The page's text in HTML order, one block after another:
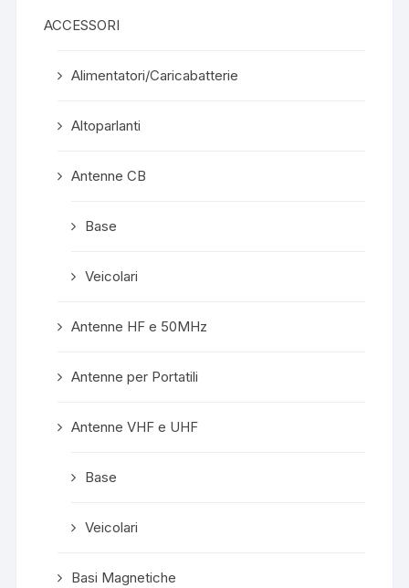
ACCESSORI
Alimentatori/Caricabatterie
Altoparlanti
Antenne CB
Base
Veicolari
Antenne HF e 50MHz
Antenne per Portatili
Antenne VHF e UHF
Base
Veicolari
Basi Magnetiche